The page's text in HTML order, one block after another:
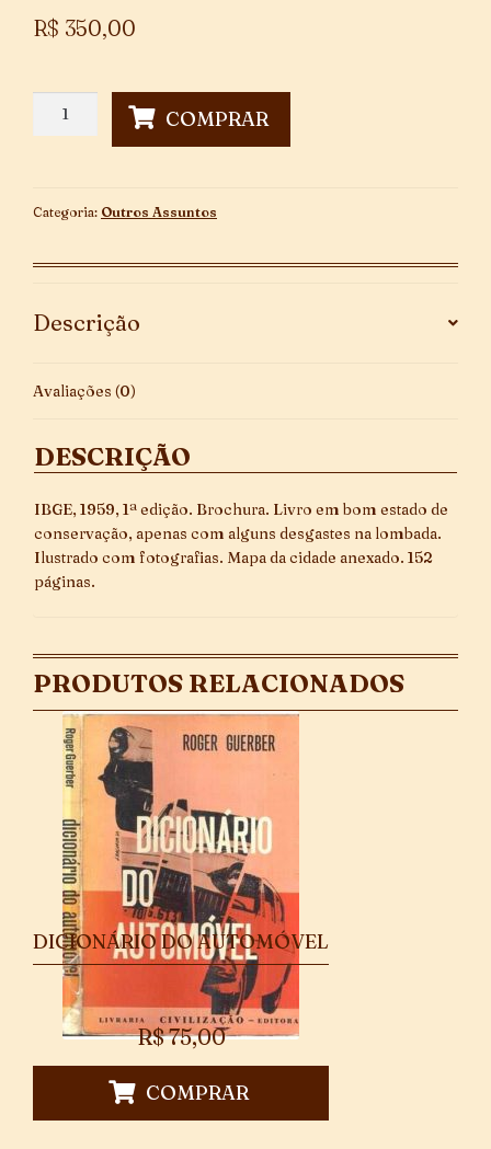
R$ 350,00
quantidade
COMPRAR
Categoria: Outros Assuntos
Descrição
Avaliações (0)
DESCRIÇÃO
IBGE, 1959, 1ª edição. Brochura. Livro em bom estado de
conservação, apenas com alguns desgastes na lombada.
Ilustrado com fotografias. Mapa da cidade anexado. 152
páginas.
PRODUTOS RELACIONADOS
DICIONÁRIO DO AUTOMÓVEL
R$75,00
COMPRAR